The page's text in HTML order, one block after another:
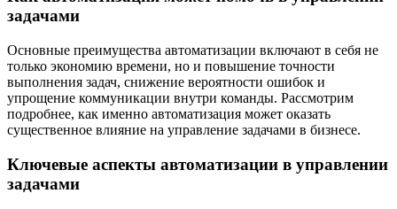
задачами
Основные преимущества автоматизации включают в себя не
только экономию времени, но и повышение точности
выполнения задач, снижение вероятности ошибок и
упрощение коммуникации внутри команды. Рассмотрим
подробнее, как именно автоматизация может оказать
существенное влияние на управление задачами в бизнесе.
Ключевые аспекты автоматизации в управлении
задачами